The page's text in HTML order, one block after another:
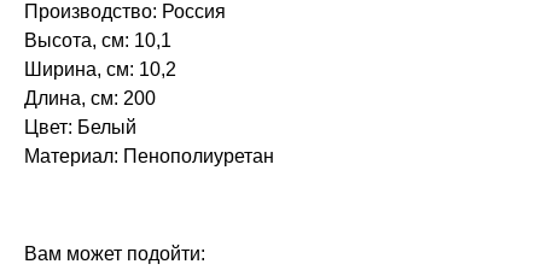
Производство: Россия
Высота, см: 10,1
Ширина, см: 10,2
Длина, см: 200
Цвет: Белый
Материал: Пенополиуретан
Вам может подойти: